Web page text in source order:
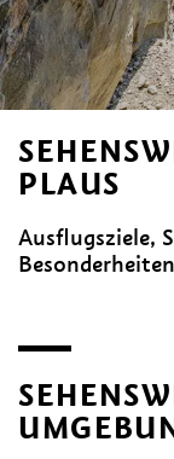
PLAUS
Ausflugsziele,
Besonderheiten